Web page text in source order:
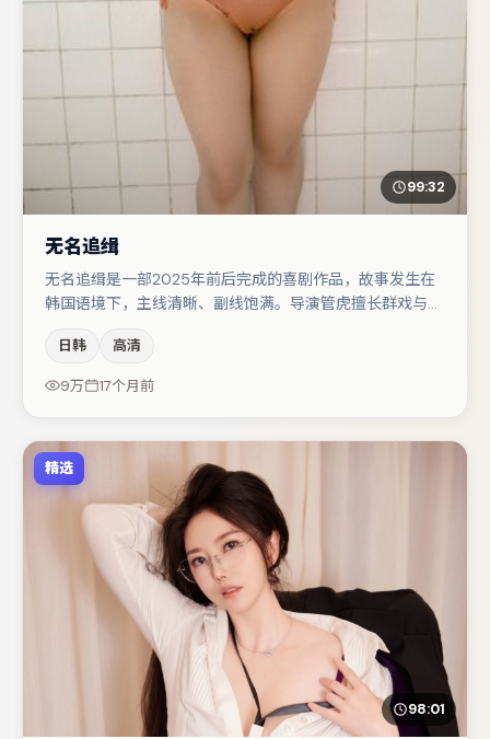
99:32
无名追缉
无名追缉是一部2025年前后完成的喜剧作品，故事发生在
韩国语境下，主线清晰、副线饱满。导演管虎擅长群戏与空
承担叙事驱动，金高银、周迅分别提供反差与喜剧/悬疑调
剂（视场次而定）。整体完成度较高，适合周末一口气追
日韩 高清
9万 17个月前
精选
98:01